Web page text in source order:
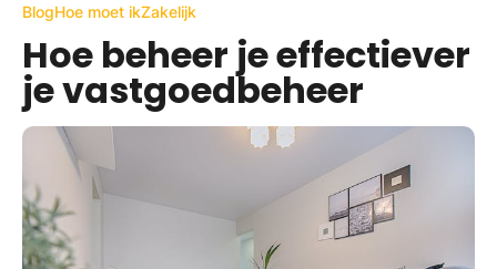
BlogHoe moet ikZakelijk
Hoe beheer je effectiever
je vastgoedbeheer